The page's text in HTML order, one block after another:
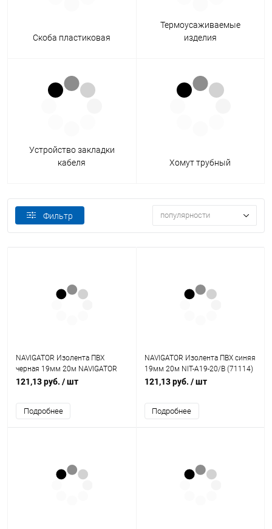
Скоба пластиковая
Термоусаживаемые
изделия
Устройство закладки
кабеля
Хомут трубный
Фильтр популярности
NAVIGATOR Изолента ПВХ
черная 19мм 20м NAVIGATOR
NIT-A19-20/BL (71110) (17357)
121,13 руб. / шт
Подробнее
NAVIGATOR Изолента ПВХ синяя
19мм 20м NIT-A19-20/B (71114)
(17361)
121,13 руб. / шт
Подробнее